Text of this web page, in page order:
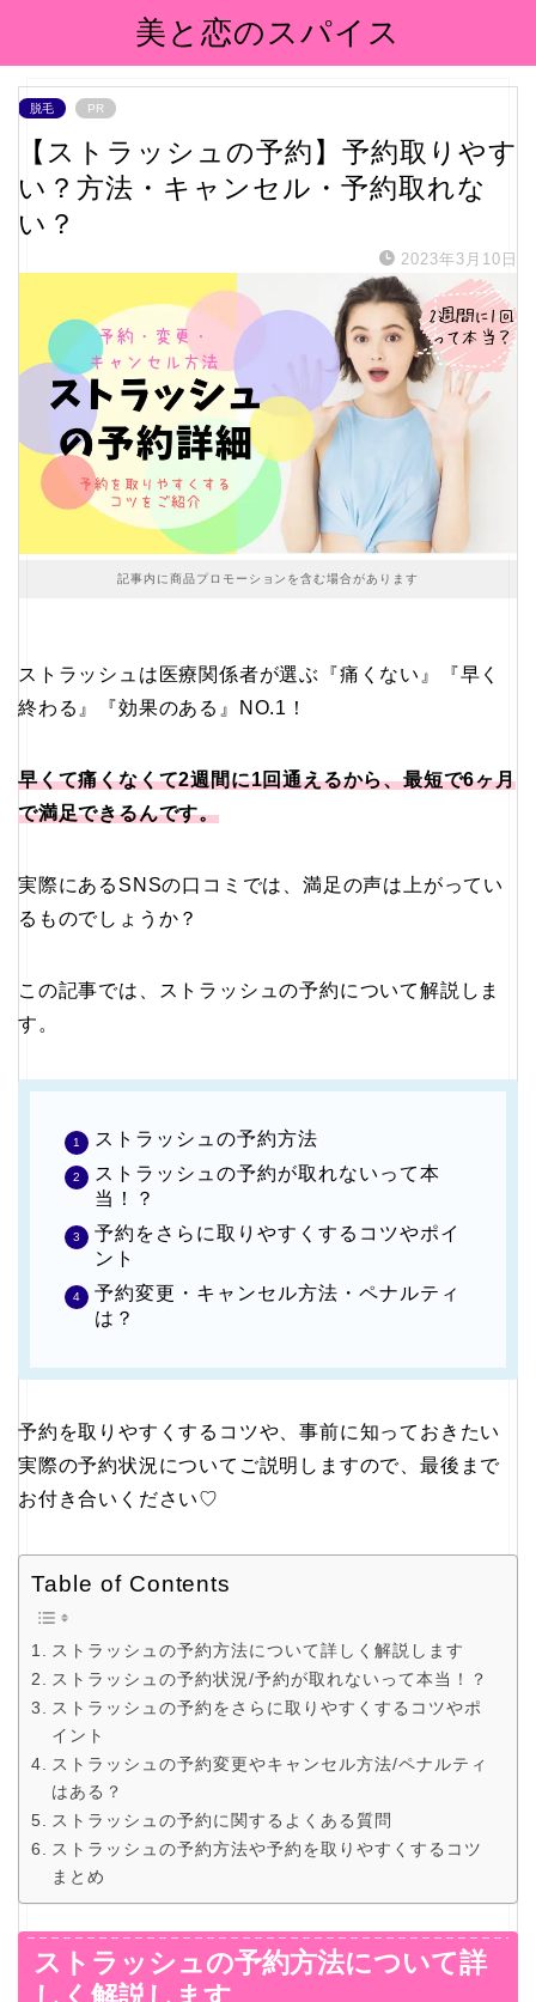
美と恋のスパイス
脱毛 PR
【ストラッシュの予約】予約取りやす
い？方法・キャンセル・予約取れな
い？
2023年3月10日
記事内に商品プロモーションを含む場合があります
ストラッシュは医療関係者が選ぶ『痛くない』『早く
終わる』『効果のある』NO.1！
早くて痛くなくて2週間に1回通えるから、最短で6ヶ月
で満足できるんです。
実際にあるSNSの口コミでは、満足の声は上がってい
るものでしょうか？
この記事では、ストラッシュの予約について解説しま
す。
ストラッシュの予約方法
ストラッシュの予約が取れないって本
当！？
予約をさらに取りやすくするコツやポイ
ント
予約変更・キャンセル方法・ペナルティ
は？
予約を取りやすくするコツや、事前に知っておきたい
実際の予約状況についてご説明しますので、最後まで
お付き合いください♡
Table of Contents
ストラッシュの予約方法について詳しく解説します
ストラッシュの予約状況/予約が取れないって本当！？
ストラッシュの予約をさらに取りやすくするコツやポ
イント
ストラッシュの予約変更やキャンセル方法/ペナルティ
はある？
ストラッシュの予約に関するよくある質問
ストラッシュの予約方法や予約を取りやすくするコツ
まとめ
ストラッシュの予約方法について詳
しく解説します